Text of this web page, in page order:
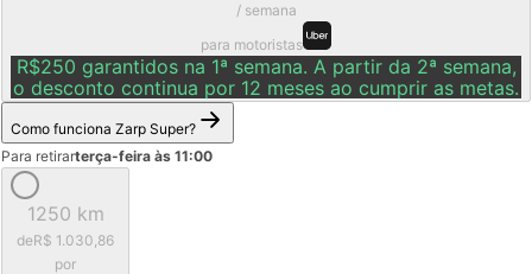
/ semana
para motoristas
R$250 garantidos na 1ª semana. A partir da 2ª semana,
o desconto continua por 12 meses ao cumprir as metas.
Como funciona Zarp Super?
Para retirarterça-feira às 11:00
1250 km
deR$ 1.030,86
por